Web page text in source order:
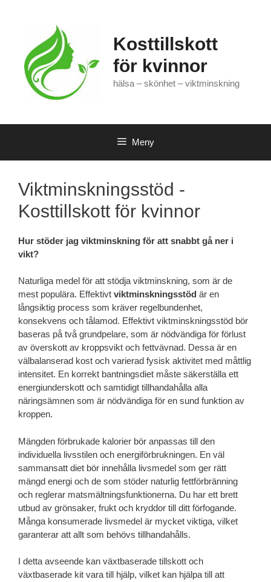
Kosttillskott
för kvinnor
hälsa – skönhet – viktminskning
Meny
Viktminskningsstöd -
Kosttillskott för kvinnor
Hur stöder jag viktminskning för att snabbt gå ner i
vikt?
Naturliga medel för att stödja viktminskning, som är de
mest populära. Effektivt viktminskningsstöd är en
långsiktig process som kräver regelbundenhet,
konsekvens och tålamod. Effektivt viktminskningsstöd bör
baseras på två grundpelare, som är nödvändiga för förlust
av överskott av kroppsvikt och fettvävnad. Dessa är en
välbalanserad kost och varierad fysisk aktivitet med måttlig
intensitet. En korrekt bantningsdiet måste säkerställa ett
energiunderskott och samtidigt tillhandahålla alla
näringsämnen som är nödvändiga för en sund funktion av
kroppen.
Mängden förbrukade kalorier bör anpassas till den
individuella livsstilen och energiförbrukningen. En väl
sammansatt diet bör innehålla livsmedel som ger rätt
mängd energi och de som stöder naturlig fettförbränning
och reglerar matsmältningsfunktionerna. Du har ett brett
utbud av grönsaker, frukt och kryddor till ditt förfogande.
Många konsumerade livsmedel är mycket viktiga, vilket
garanterar att allt som behövs tillhandahålls.
I detta avseende kan växtbaserade tillskott och
växtbaserade kit vara till hjälp, vilket kan hjälpa till att